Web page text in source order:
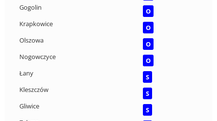
Gogolin
O
Krapkowice
O
Olszowa
O
Nogowczyce
O
Łany
S
Kleszczów
S
Gliwice
S